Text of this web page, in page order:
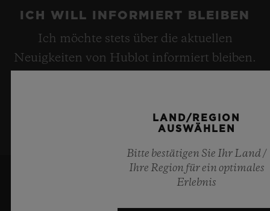
ICH WILL INFORMIERT BLEIBEN
Ich möchte stets über die aktuellen
Neuigkeiten von Hublot informiert bleiben.
LAND/REGION
AUSWÄHLEN
Bitte bestätigen Sie Ihr Land /
Ihre Region für ein optimales
Erlebnis